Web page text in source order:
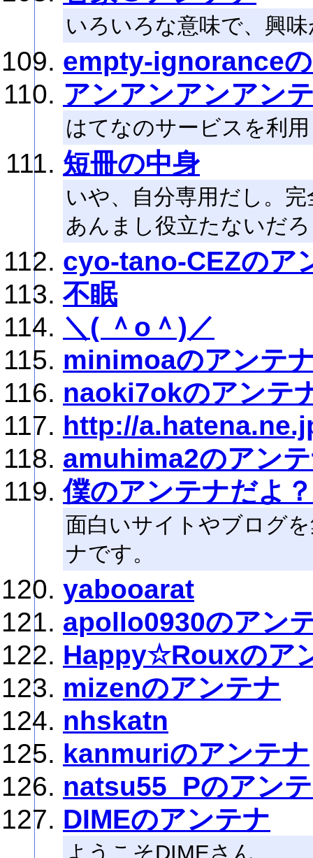
いろいろな意味で、興
empty-ignorance
アンアンアンアン
はてなのサービスを利
短冊の中身
いや、自分専用だし。
あんまし役立たないだ
cyo-tano-CEZのア
不眠
＼( ＾o＾)／
minimoaのアンテ
naoki7okのアンテ
http://
amuhima2のアン
僕のアンテナだよ？
面白いサイトやブログ
ナです。
yabooarat
apollo0930のアン
Happy☆Rouxのア
mizenのアンテナ
nhskatn
kanmuriのアンテナ
natsu55_Pのアン
DIMEのアンテナ
ようこそDIMEさん